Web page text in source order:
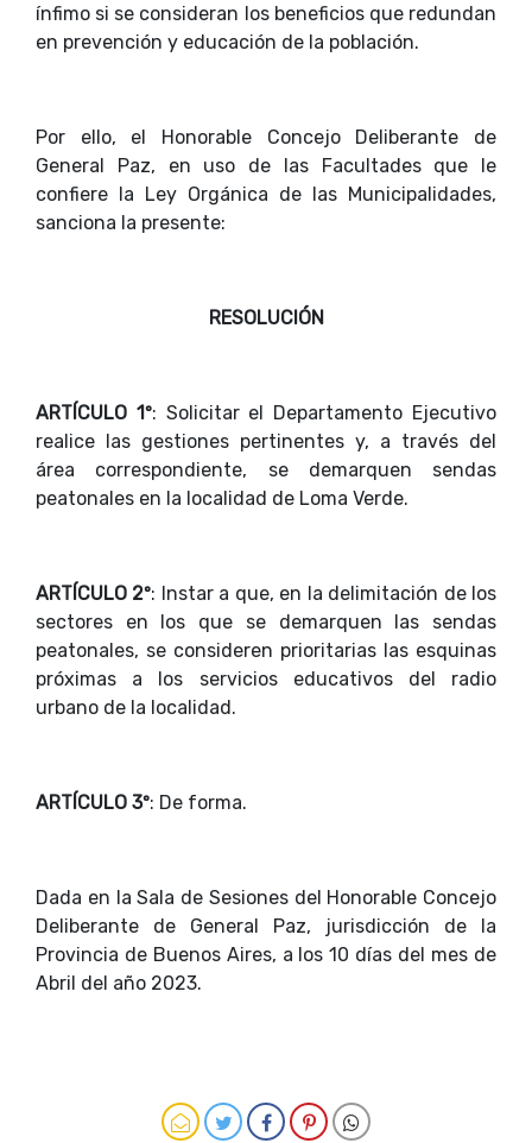
ínfimo si se consideran los beneficios que redundan
en prevención y educación de la población.
Por ello, el Honorable Concejo Deliberante de
General Paz, en uso de las Facultades que le
confiere la Ley Orgánica de las Municipalidades,
sanciona la presente:
RESOLUCIÓN
ARTÍCULO 1º: Solicitar el Departamento Ejecutivo
realice las gestiones pertinentes y, a través del
área correspondiente, se demarquen sendas
peatonales en la localidad de Loma Verde.
ARTÍCULO 2º: Instar a que, en la delimitación de los
sectores en los que se demarquen las sendas
peatonales, se consideren prioritarias las esquinas
próximas a los servicios educativos del radio
urbano de la localidad.
ARTÍCULO 3º: De forma.
Dada en la Sala de Sesiones del Honorable Concejo
Deliberante de General Paz, jurisdicción de la
Provincia de Buenos Aires, a los 10 días del mes de
Abril del año 2023.